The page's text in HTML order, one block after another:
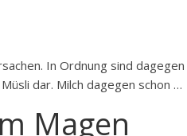
In Ordnung sind dagegen
dar. Milch dagegen schon …
Magen